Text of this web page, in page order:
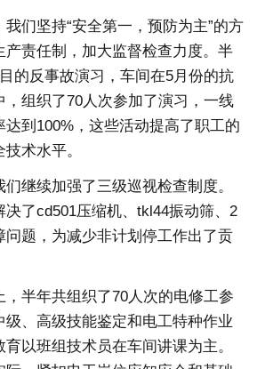
坚持“安全第一，预防为主”的方
产责任制，加大监督检查力度。半
的反事故演习，车间在5月份的抗
，组织了70人次参加了演习，一线
到100%，这些活动提高了职工的
术水平。
续加强了三级巡视检查制度。
决了cd501压缩机、tkl44振动筛、2
问题，为减少非计划停工作出了贡
半年共组织了70人次的电修工参
级、高级技能鉴定和电工特种作业
以班组技术员在车间讲课为主。